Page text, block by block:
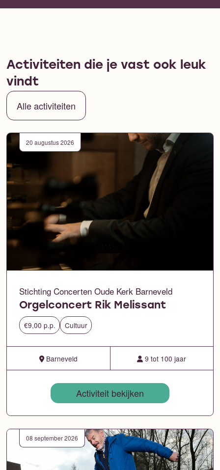
Activiteiten die je vast ook leuk
vindt
Alle activiteiten
20 augustus 2026
Stichting Concerten Oude Kerk Barneveld
Orgelconcert Rik Melissant
€9,00 p.p. Cultuur
Barneveld 9 tot 100 jaar
Activiteit bekijken
08 september 2026